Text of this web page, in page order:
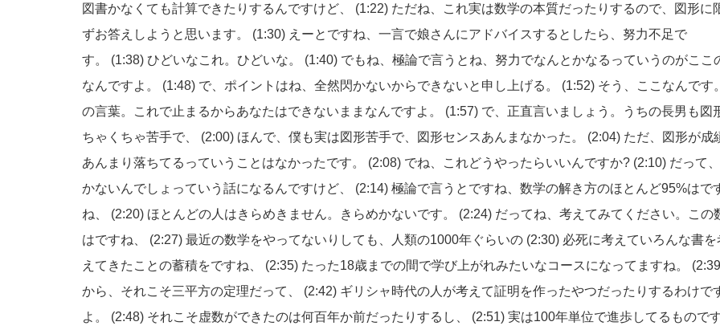
図書かなくても計算できたりするんですけど、
(1:22) ただね、これ実は数学の本質だったりするので、図形に
ずお答えしようと思います。
(1:30) えーとですね、一言で娘さんにアドバイスするとしたら、努力不足で
す。
(1:38) ひどいなこれ。ひどいな。 (1:40) でもね、極論で言うとね、努力でなんとかなるっていうのがここ
なんですよ。
(1:48) で、ポイントはね、全然閃かないからできないと申し上げる。 (1:52) そう、ここなんです
の言葉。これで止まるからあなたはできないままなんですよ。
(1:57) で、正直言いましょう。うちの長男も図
ちゃくちゃ苦手で、
(2:00) ほんで、僕も実は図形苦手で、図形センスあんまなかった。 (2:04) ただ、図形が成
あんまり落ちてるっていうことはなかったです。
(2:08) でね、これどうやったらいいんですか? (2:10) だって
かないんでしょっていう話になるんですけど、
(2:14) 極論で言うとですね、数学の解き方のほとんど95%はで
ね、
(2:20) ほとんどの人はきらめきません。きらめかないです。 (2:24) だってね、考えてみてください。この
はですね、
(2:27) 最近の数学をやってないりしても、人類の1000年ぐらいの (2:30) 必死に考えていろんな書を
えてきたことの蓄積をですね、
(2:35) たった18歳までの間で学び上がれみたいなコースになってますね。
から、それこそ三平方の定理だって、
(2:42) ギリシャ時代の人が考えて証明を作ったやつだったりするわけで
よ。
(2:48) それこそ虚数ができたのは何百年か前だったりするし、 (2:51) 実は100年単位で進歩してるもので